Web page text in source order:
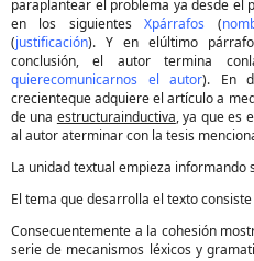
paraplantear el problema ya desde el
en los siguientesXpárrafos (
(justificación). Y en elúltimo
conclusión, el autor termina
quierecomunicarnos el autor). En
crecienteque adquiere el artículo a
de una estructurainductiva, ya que es
al autor aterminar con la tesis
La unidad textual empieza informando
El tema que desarrolla el texto
Consecuentemente a la cohesión
serie de mecanismos léxicos y